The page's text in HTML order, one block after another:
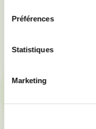
Préférences
Statistiques
Marketing